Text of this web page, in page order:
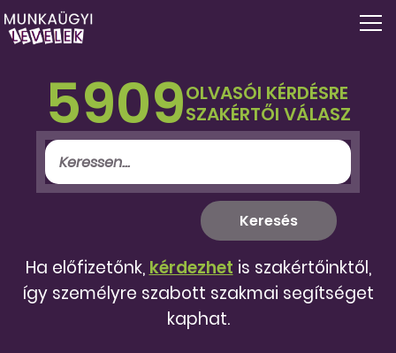
5909OLVASÓI KÉRDÉSRE
SZAKÉRTŐI VÁLASZ
Ha előfizetőnk, kérdezhet is szakértőinktől,
így személyre szabott szakmai segítséget
kaphat.